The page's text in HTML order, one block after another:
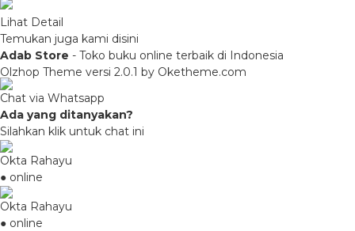
Lihat Detail
Temukan juga kami disini
Adab Store - Toko buku online terbaik di Indonesia
Olzhop Theme versi 2.0.1 by Oketheme.com
Chat via Whatsapp
Ada yang ditanyakan?
Silahkan klik untuk chat ini
Okta Rahayu
● online
Okta Rahayu
● online